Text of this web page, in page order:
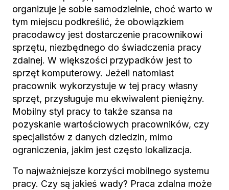
organizuje je sobie samodzielnie, choć warto w
tym miejscu podkreślić, że obowiązkiem
pracodawcy jest dostarczenie pracownikowi
sprzętu, niezbędnego do świadczenia pracy
zdalnej. W większości przypadków jest to
sprzęt komputerowy. Jeżeli natomiast
pracownik wykorzystuje w tej pracy własny
sprzęt, przysługuje mu ekwiwalent pieniężny.
Mobilny styl pracy to także szansa na
pozyskanie wartościowych pracowników, czy
specjalistów z danych dziedzin, mimo
ograniczenia, jakim jest często lokalizacja.
To najważniejsze korzyści mobilnego systemu
pracy. Czy są jakieś wady? Praca zdalna może